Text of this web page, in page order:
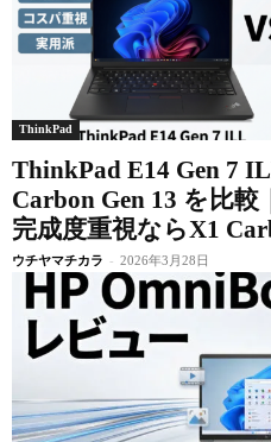
ThinkPad
ThinkPad E14 Gen 7
Carbon Gen 13 を比較
完成度重視ならX1
ウチヤマチカラ - 2026年3月28日